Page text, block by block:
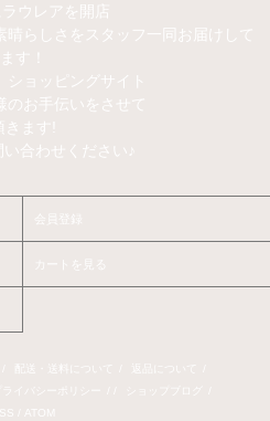
ウレアを開店
晴らしさをスタッフ一同お届けして
ます！
ショッピングサイト
のお手伝いをさせて
頂きます!
い合わせください♪
カートを見る
返品について
ATOM